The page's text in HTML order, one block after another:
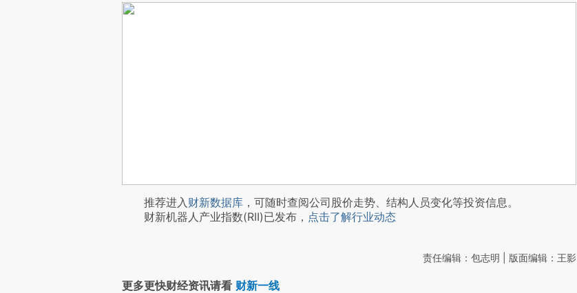
推荐进入财新数据库 ，可随时查阅公司股价走势、结构人员变化等投资信息。
财新机器人产业指数(RII)已发布， 点击了解行业动态
责任编辑：包志明 | 版面编辑：王影
更多更快财经资讯请看 财新一线